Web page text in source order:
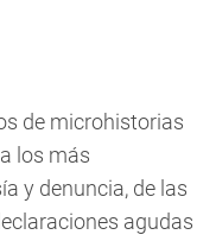
de microhistorias
los más
y denuncia, de las
agudas